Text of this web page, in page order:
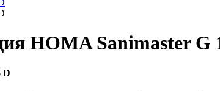
HOMA Sanimaster
D